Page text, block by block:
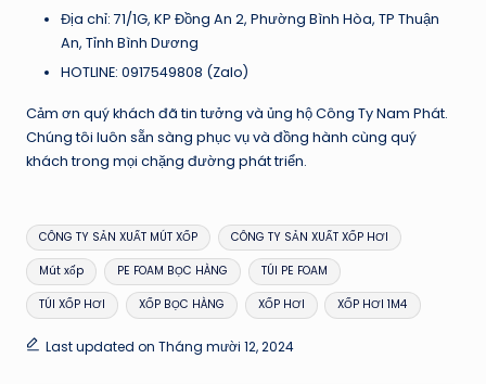
Địa chỉ: 71/1G, KP Đồng An 2, Phường Bình Hòa, TP Thuận
An, Tỉnh Bình Dương
HOTLINE: 0917549808 (Zalo)
Cảm ơn quý khách đã tin tưởng và ủng hộ Công Ty Nam Phát.
Chúng tôi luôn sẵn sàng phục vụ và đồng hành cùng quý
khách trong mọi chặng đường phát triển.
Tags:
CÔNG TY SẢN XUẤT MÚT XỐP CÔNG TY SẢN XUẤT XỐP HƠI
Mút xốp PE FOAM BỌC HÀNG TÚI PE FOAM
TÚI XỐP HƠI XỐP BỌC HÀNG XỐP HƠI XỐP HƠI 1M4
Last updated on Tháng mười 12, 2024